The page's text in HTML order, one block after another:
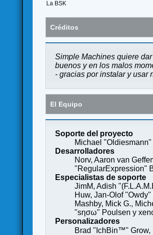
La BSK
Créditos
Simple Machines quiere
buenos y en los malos
- gracias por instalar y usar
El Equipo
Soporte del proyecto
Michael
Desarrolladores
Norv, Aaron van
"RegularExpression"
Especialistas de soporte
JimM, Adish
Huw, Jan-Olof
Mashby, Mick G.,
"sησω" Poulsen y
Personalizadores
Brad "IchBin™" Grow,